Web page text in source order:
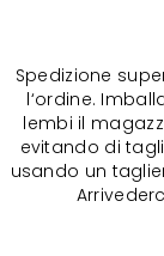
Spedizione
l‘ordine.
lembi il
evitando di
usando un